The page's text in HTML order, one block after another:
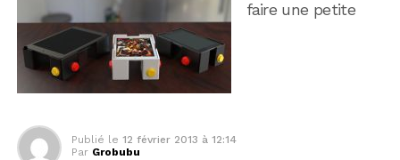
faire une petite
Publié le 12 février 2013 à 12:14
Par Grobubu